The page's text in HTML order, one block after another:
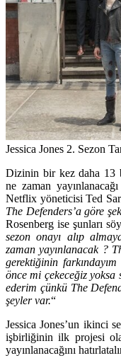
Jessica Jones 2. Sezon
Dizinin bir kez daha 13
ne zaman
Netflix yöneticisi Ted
The Defenders’a göre
Rosenberg ise şunları
sezon onayı alıp
zaman yayınlanacak ?
gerektiğinin
önce mi çekeceğiz yoksa
ederim çünkü The
şeyler var.“
Jessica Jones’un ikinci
işbirliğinin ilk projesi
yayınlanacağını